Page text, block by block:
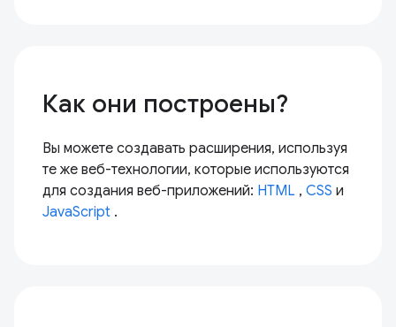
Как они построены?
Вы можете создавать расширения, используя
те же веб-технологии, которые используются
для создания веб-приложений: HTML , CSS и
JavaScript .